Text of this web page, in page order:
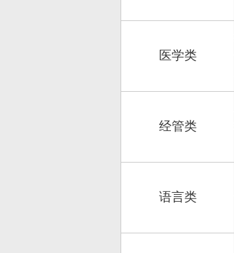
医学类
经管类
语言类